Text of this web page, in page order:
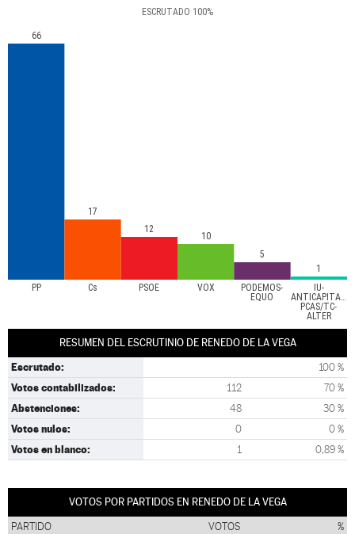
ESCRUTADO 100%
PP Cs PSOE VOX
PODEMOS-
EQUO
IU-
PCAS/TC-
ALTER
66
17
12
10
5
1
RESUMEN DEL ESCRUTINIO DE RENEDO DE LA VEGA
Escrutado: 100 %
Votos contabilizados: 112 70 %
Abstenciones: 48 30 %
Votos nulos: 0 0 %
Votos en blanco: 1 0,89 %
VOTOS POR PARTIDOS EN RENEDO DE LA VEGA
PARTIDO VOTOS %